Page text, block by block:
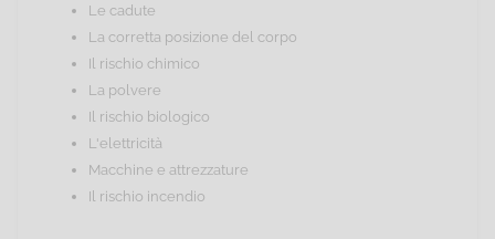
Le cadute
La corretta posizione del corpo
Il rischio chimico
La polvere
Il rischio biologico
L'elettricità
Macchine e attrezzature
Il rischio incendio